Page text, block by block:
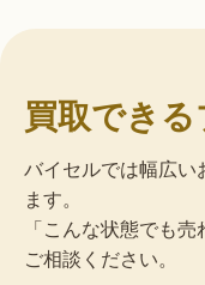
買取でき
バイセルでは幅広い
ます。
「こんな状態でも
ご相談ください。